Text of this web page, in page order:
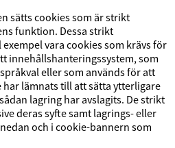
sätts cookies som är strikt
funktion. Dessa strikt
vara cookies som krävs för
innehållshanteringssystem, som
eller som används för att
lämnats till att sätta ytterligare
lagring har avslagits. De strikt
deras syfte samt lagrings- eller
och i cookie-bannern som